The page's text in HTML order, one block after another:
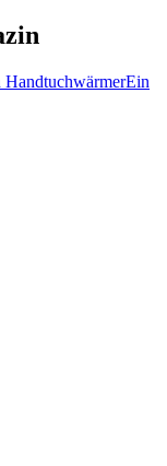
HandtuchwärmerEin